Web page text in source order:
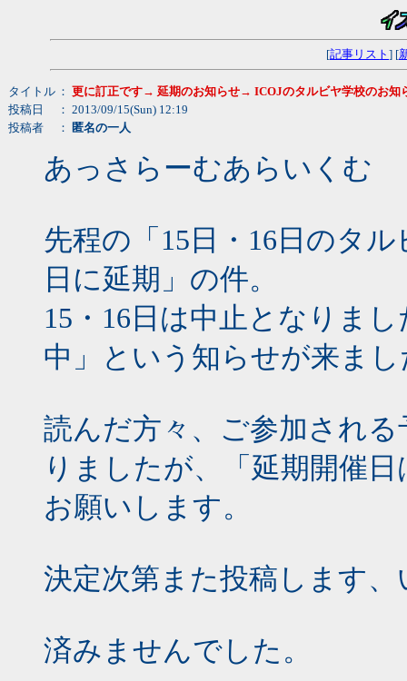
[記事リスト ] [
タイトル ： 更に訂正です→ 延期のお知らせ→ ICOJのタルビヤ学校のお知
投稿日
： 2013/09/15(Sun) 12:19
投稿者
： 匿名の一人
あっさらーむあらいくむ
先程の「15日・16日のタ
日に延期」の件。
15・16日は中止となりま
中」という知らせが来まし
読んだ方々、ご参加され
りましたが、「延期開催
お願いします。
決定次第また投稿します
済みませんでした。